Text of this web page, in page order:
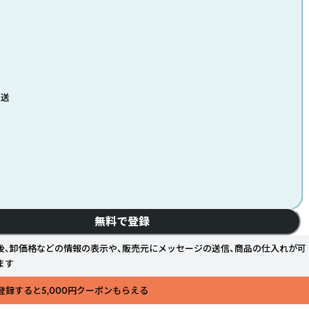
無料で登録
、卸価格などの情報の表示や、販売元にメッセージの送信、商品の仕入れが可
す
登録すると5,000円クーポンもらえる